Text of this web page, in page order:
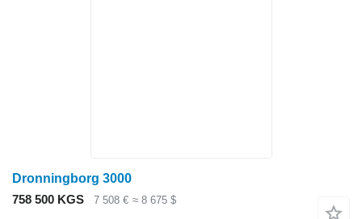
Dronningborg 3000
758 500 KGS
7 508 € ≈ 8 675 $